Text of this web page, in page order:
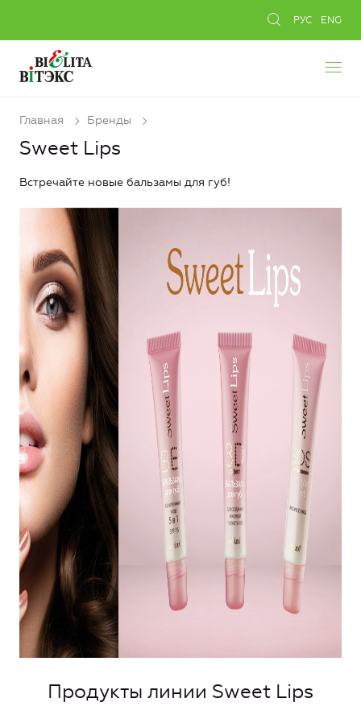
РУС ENG
Главная Бренды
Sweet Lips
Встречайте новые бальзамы для губ!
Продукты линии Sweet Lips